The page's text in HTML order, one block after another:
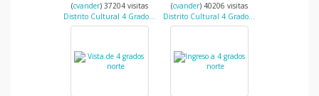
(cvander) 37204 visitas
Distrito Cultural 4 Grados Norte
(cvander) 40206 visitas
Distrito Cultural 4 Grados Norte